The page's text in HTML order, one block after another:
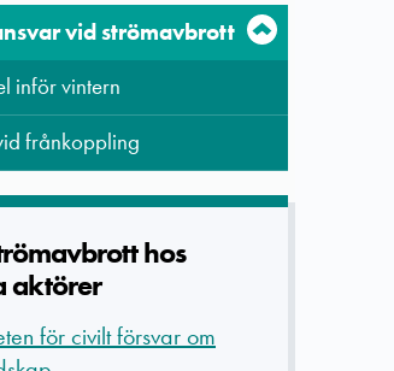
vid strömavbrott
inför vintern
frånkoppling
hos
aktörer
för civilt försvar om